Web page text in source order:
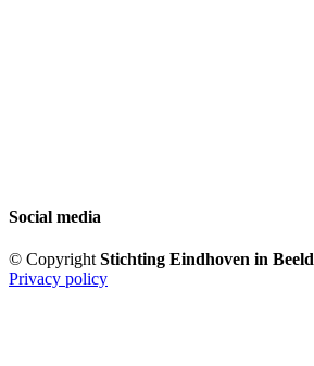
Social media
© Copyright Stichting Eindhoven in Beeld
Privacy policy